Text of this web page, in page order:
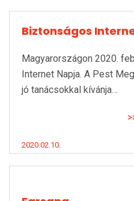
Biztonságos
Magyarországon 2020.
Internet Napja. A Pest
jó tanácsokkal kívánja…
2020.02.10.